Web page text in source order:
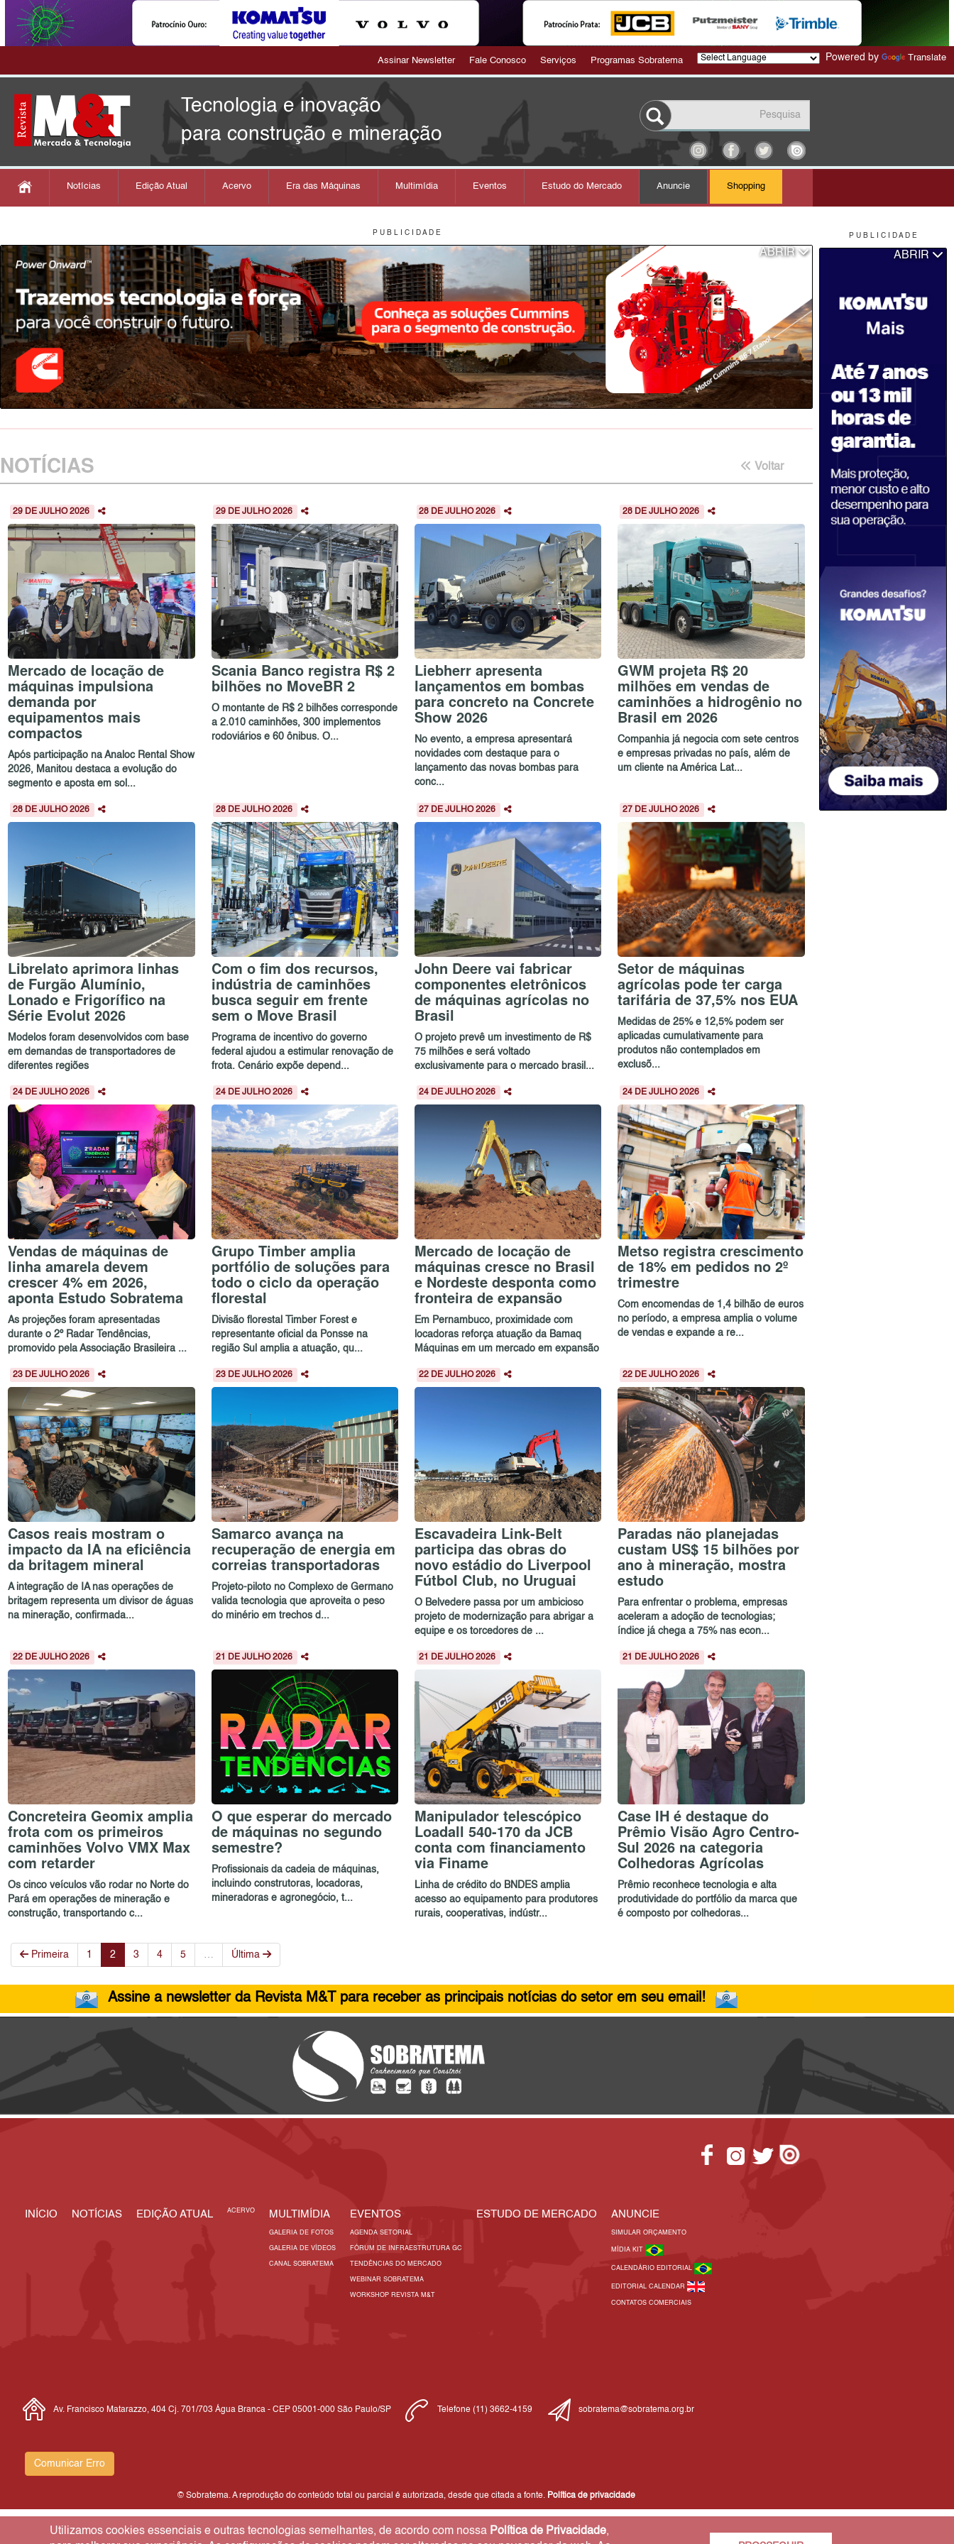
P U B L I C I D A D E
ABRIR
Assinar Newsletter Fale Conosco Serviços Programas Sobratema Powered by Translate
Tecnologia e inovação
para construção e mineração
Notícias Edição Atual Acervo Era das Máquinas Multimídia Eventos Estudo do Mercado Anuncie Shopping
P U B L I C I D A D E
ABRIR
NOTÍCIAS Voltar
29 DE JULHO 2026
Mercado de locação de
máquinas impulsiona
demanda por
equipamentos mais
compactos
Após participação na Analoc Rental Show
2026, Manitou destaca a evolução do
segmento e aposta em sol...
29 DE JULHO 2026
Scania Banco registra R$ 2
bilhões no MoveBR 2
O montante de R$ 2 bilhões corresponde
a 2.010 caminhões, 300 implementos
rodoviários e 60 ônibus. O...
28 DE JULHO 2026
Liebherr apresenta
lançamentos em bombas
para concreto na Concrete
Show 2026
No evento, a empresa apresentará
novidades com destaque para o
lançamento das novas bombas para
conc...
28 DE JULHO 2026
GWM projeta R$ 20
milhões em vendas de
caminhões a hidrogênio no
Brasil em 2026
Companhia já negocia com sete centros
e empresas privadas no país, além de
um cliente na América Lat...
28 DE JULHO 2026
Librelato aprimora linhas
de Furgão Alumínio,
Lonado e Frigorífico na
Série Evolut 2026
Modelos foram desenvolvidos com base
em demandas de transportadores de
diferentes regiões
28 DE JULHO 2026
Com o fim dos recursos,
indústria de caminhões
busca seguir em frente
sem o Move Brasil
Programa de incentivo do governo
federal ajudou a estimular renovação de
frota. Cenário expõe depend...
27 DE JULHO 2026
John Deere vai fabricar
componentes eletrônicos
de máquinas agrícolas no
Brasil
O projeto prevê um investimento de R$
75 milhões e será voltado
exclusivamente para o mercado brasil...
27 DE JULHO 2026
Setor de máquinas
agrícolas pode ter carga
tarifária de 37,5% nos EUA
Medidas de 25% e 12,5% podem ser
aplicadas cumulativamente para
produtos não contemplados em
exclusõ...
24 DE JULHO 2026
Vendas de máquinas de
linha amarela devem
crescer 4% em 2026,
aponta Estudo Sobratema
As projeções foram apresentadas
durante o 2º Radar Tendências,
promovido pela Associação Brasileira ...
24 DE JULHO 2026
Grupo Timber amplia
portfólio de soluções para
todo o ciclo da operação
florestal
Divisão florestal Timber Forest e
representante oficial da Ponsse na
região Sul amplia a atuação, qu...
24 DE JULHO 2026
Mercado de locação de
máquinas cresce no Brasil
e Nordeste desponta como
fronteira de expansão
Em Pernambuco, proximidade com
locadoras reforça atuação da Bamaq
Máquinas em um mercado em expansão
24 DE JULHO 2026
Metso registra crescimento
de 18% em pedidos no 2º
trimestre
Com encomendas de 1,4 bilhão de euros
no período, a empresa amplia o volume
de vendas e expande a re...
23 DE JULHO 2026
Casos reais mostram o
impacto da IA na eficiência
da britagem mineral
A integração de IA nas operações de
britagem representa um divisor de águas
na mineração, confirmada...
23 DE JULHO 2026
Samarco avança na
recuperação de energia em
correias transportadoras
Projeto-piloto no Complexo de Germano
valida tecnologia que aproveita o peso
do minério em trechos d...
22 DE JULHO 2026
Escavadeira Link-Belt
participa das obras do
novo estádio do Liverpool
Fútbol Club, no Uruguai
O Belvedere passa por um ambicioso
projeto de modernização para abrigar a
equipe e os torcedores de ...
22 DE JULHO 2026
Paradas não planejadas
custam US$ 15 bilhões por
ano à mineração, mostra
estudo
Para enfrentar o problema, empresas
aceleram a adoção de tecnologias;
índice já chega a 75% nas econ...
22 DE JULHO 2026
Concreteira Geomix amplia
frota com os primeiros
caminhões Volvo VMX Max
com retarder
Os cinco veículos vão rodar no Norte do
Pará em operações de mineração e
construção, transportando c...
21 DE JULHO 2026
O que esperar do mercado
de máquinas no segundo
semestre?
Profissionais da cadeia de máquinas,
incluindo construtoras, locadoras,
mineradoras e agronegócio, t...
21 DE JULHO 2026
Manipulador telescópico
Loadall 540-170 da JCB
conta com financiamento
via Finame
Linha de crédito do BNDES amplia
acesso ao equipamento para produtores
rurais, cooperativas, indústr...
21 DE JULHO 2026
Case IH é destaque do
Prêmio Visão Agro Centro-
Sul 2026 na categoria
Colhedoras Agrícolas
Prêmio reconhece tecnologia e alta
produtividade do portfólio da marca que
é composto por colhedoras...
Primeira 1 2 3 4 5 … Última
Assine a newsletter da Revista M&T para receber as principais notícias do setor em seu email!
INÍCIO NOTÍCIAS EDIÇÃO ATUAL ACERVO MULTIMÍDIA
GALERIA DE FOTOS
GALERIA DE VÍDEOS
CANAL SOBRATEMA
EVENTOS
AGENDA SETORIAL
FÓRUM DE INFRAESTRUTURA GC
TENDÊNCIAS DO MERCADO
WEBINAR SOBRATEMA
WORKSHOP REVISTA M&T
ESTUDO DE MERCADO ANUNCIE
SIMULAR ORÇAMENTO
MÍDIA KIT
CALENDÁRIO EDITORIAL
EDITORIAL CALENDAR
CONTATOS COMERCIAIS
Av. Francisco Matarazzo, 404 Cj. 701/703 Água Branca - CEP 05001-000 São Paulo/SP Telefone (11) 3662-4159 sobratema@sobratema.org.br
Comunicar Erro
© Sobratema. A reprodução do conteúdo total ou parcial é autorizada, desde que citada a fonte. Política de privacidade
Utilizamos cookies essenciais e outras tecnologias semelhantes, de acordo com nossa Política de Privacidade,